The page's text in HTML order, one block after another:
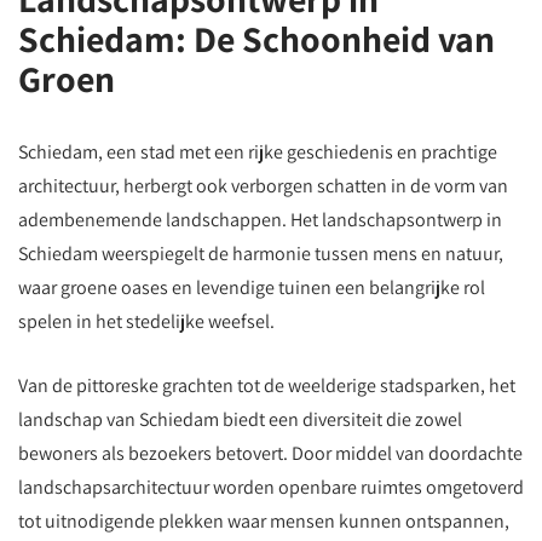
Schiedam: De Schoonheid van
Groen
Schiedam, een stad met een rijke geschiedenis en prachtige
architectuur, herbergt ook verborgen schatten in de vorm van
adembenemende landschappen. Het landschapsontwerp in
Schiedam weerspiegelt de harmonie tussen mens en natuur,
waar groene oases en levendige tuinen een belangrijke rol
spelen in het stedelijke weefsel.
Van de pittoreske grachten tot de weelderige stadsparken, het
landschap van Schiedam biedt een diversiteit die zowel
bewoners als bezoekers betovert. Door middel van doordachte
landschapsarchitectuur worden openbare ruimtes omgetoverd
tot uitnodigende plekken waar mensen kunnen ontspannen,